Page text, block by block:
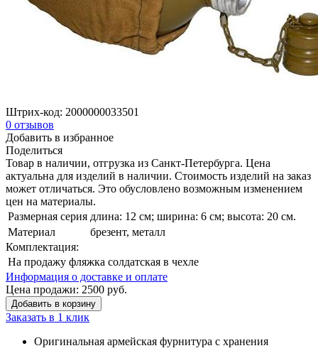
Штрих-код: 2000000033501
0 отзывов
Добавить в избранное
Поделиться
Товар в наличии, отгрузка из Санкт-Петербурга. Цена
актуальна для изделий в наличии. Стоимость изделий на заказ
может отличаться. Это обусловлено возможным изменением
цен на материалы.
Размерная серия длина: 12 см; ширина: 6 см; высота: 20 см.
Материал
брезент, металл
Комплектация:
На продажу фляжка солдатская в чехле
Информация о доставке и оплате
Цена продажи: 2500 руб.
Добавить в корзину
Заказать в 1 клик
Оригинальная армейская фурнитура с хранения